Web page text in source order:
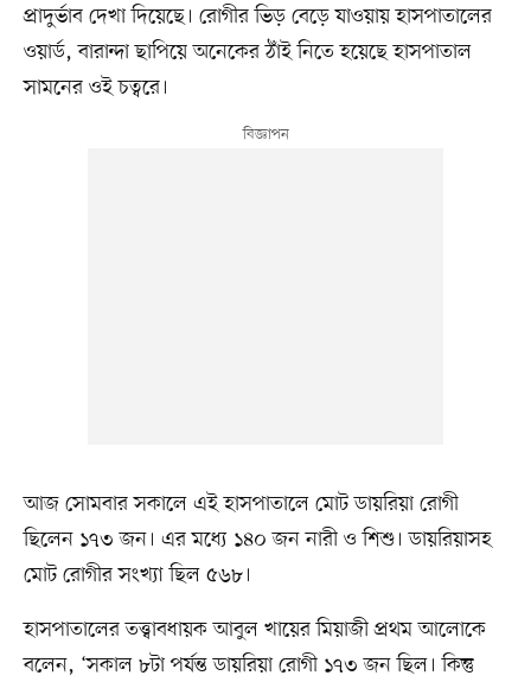
প্রাদুর্ভাব দেখা দিয়েছে। রোগীর ভিড় বেড়ে যাওয়ায় হাসপাতালের
ওয়ার্ড, বারান্দা ছাপিয়ে অনেকের ঠাঁই নিতে হয়েছে হাসপাতাল
সামনের ওই চত্বরে।
আজ সোমবার সকালে এই হাসপাতালে মোট ডায়রিয়া রোগী
ছিলেন ১৭৩ জন। এর মধ্যে ১৪০ জন নারী ও শিশু। ডায়রিয়াসহ
মোট রোগীর সংখ্যা ছিল ৫৬৮।
হাসপাতালের তত্ত্বাবধায়ক আবুল খায়ের মিয়াজী প্রথম আলোকে
বলেন, ‘সকাল ৮টা পর্যন্ত ডায়রিয়া রোগী ১৭৩ জন ছিল। কিন্তু